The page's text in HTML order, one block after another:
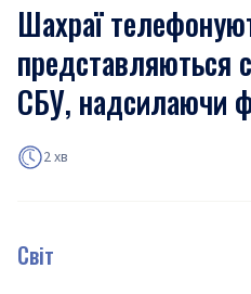
Шахраї
представляються
СБУ, надсилаючи
2 хв
Світ